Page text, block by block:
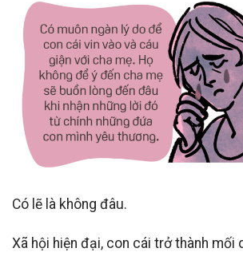
Có lẽ là không đâu.
Xã hội hiện đại, con cái trở thành mối